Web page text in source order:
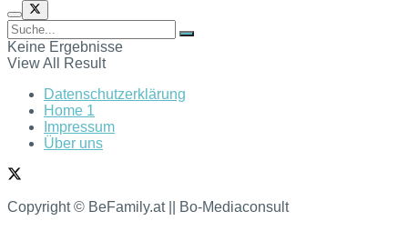
Keine Ergebnisse
View All Result
Datenschutzerklärung
Home 1
Impressum
Über uns
Copyright © BeFamily.at || Bo-Mediaconsult